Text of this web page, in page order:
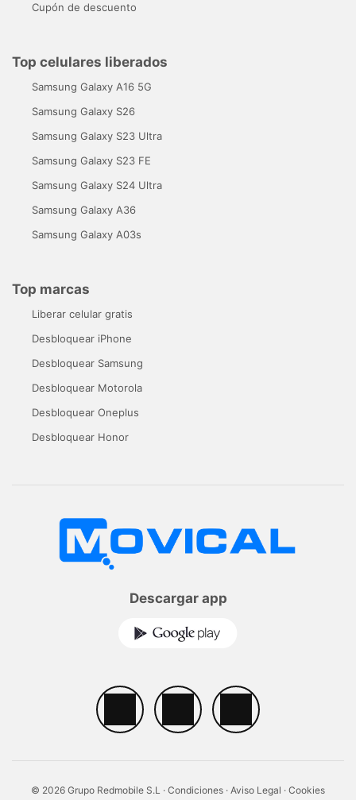
Cupón de descuento
Top celulares liberados
Samsung Galaxy A16 5G
Samsung Galaxy S26
Samsung Galaxy S23 Ultra
Samsung Galaxy S23 FE
Samsung Galaxy S24 Ultra
Samsung Galaxy A36
Samsung Galaxy A03s
Top marcas
Liberar celular gratis
Desbloquear iPhone
Desbloquear Samsung
Desbloquear Motorola
Desbloquear Oneplus
Desbloquear Honor
Descargar app
© 2026 Grupo Redmobile S.L · Condiciones · Aviso Legal · Cookies